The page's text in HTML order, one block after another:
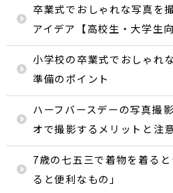
卒業式でおしゃれな写真を
アイデア【高校生・大学生向
小学校の卒業式でおしゃれ
準備のポイント
ハーフバースデーの写真撮
オで撮影するメリットと注
7歳の七五三で着物を着る
ると便利なもの」